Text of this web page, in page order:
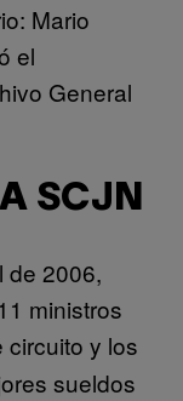
Mario
el
General
SCJN
de 2006,
ministros
circuito y los
sueldos